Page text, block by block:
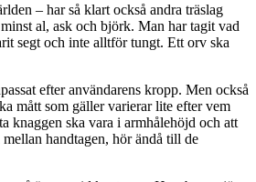
– har så klart också andra träslag
al, ask och björk. Man har tagit vad
segt och inte alltför tungt. Ett orv ska
efter användarens kropp. Men också
mått som gäller varierar lite efter vem
knaggen ska vara i armhålehöjd och att
handtagen, hör ändå till de